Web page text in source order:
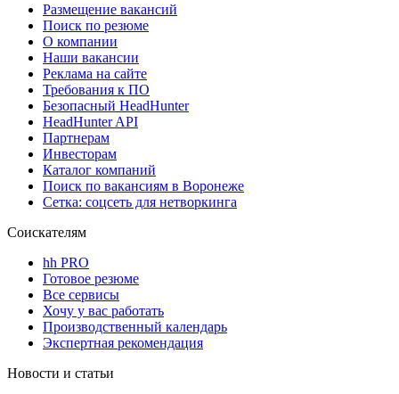
Размещение вакансий
Поиск по резюме
О компании
Наши вакансии
Реклама на сайте
Требования к ПО
Безопасный HeadHunter
HeadHunter API
Партнерам
Инвесторам
Каталог компаний
Поиск по вакансиям в Воронеже
Сетка: соцсеть для нетворкинга
Соискателям
hh PRO
Готовое резюме
Все сервисы
Хочу у вас работать
Производственный календарь
Экспертная рекомендация
Новости и статьи